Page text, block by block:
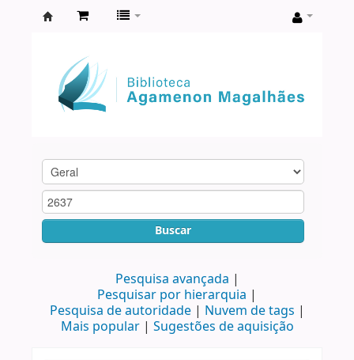
Agamenon
Magalhães
Buscar
Pesquisa avançada
Pesquisar por hierarquia
Pesquisa de autoridade
Nuvem de tags
Mais popular
Sugestões de aquisição